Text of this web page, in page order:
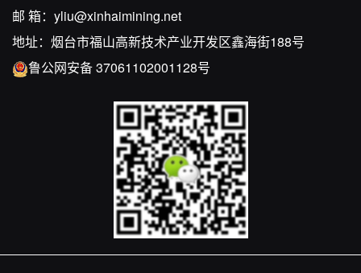
邮 箱： yliu@xinhaimining.net
地址：烟台市福山高新技术产业开发区鑫海街188号
鲁公网安备 37061102001128号